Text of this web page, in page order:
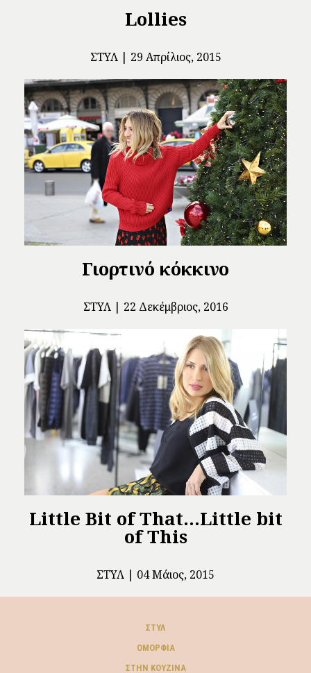
Lollies
ΣΤΥΛ 29 Απρίλιος, 2015
Γιορτινό κόκκινο
ΣΤΥΛ 22 Δεκέμβριος, 2016
Little Bit of That…Little bit
of This
ΣΤΥΛ 04 Μάιος, 2015
ΣΤΥΛ
ΟΜΟΡΦΙΆ
ΣΤΗΝ ΚΟΥΖΊΝΑ